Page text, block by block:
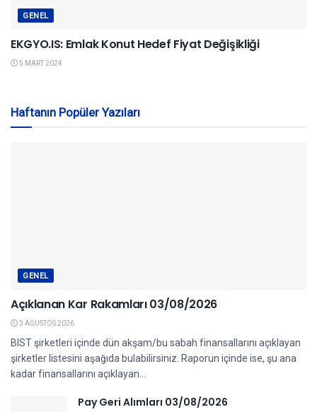
GENEL
EKGYO.IS: Emlak Konut Hedef Fiyat Değişikliği
5 MART 2024
Haftanın Popüler Yazıları
GENEL
Açıklanan Kar Rakamları 03/08/2026
3 AĞUSTOS 2026
BIST şirketleri içinde dün akşam/bu sabah finansallarını açıklayan
şirketler listesini aşağıda bulabilirsiniz. Raporun içinde ise, şu ana
kadar finansallarını açıklayan...
Pay Geri Alımları 03/08/2026